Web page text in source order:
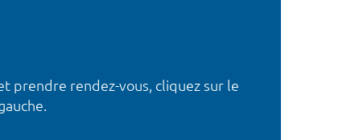
prendre rendez-vous, cliquez sur le